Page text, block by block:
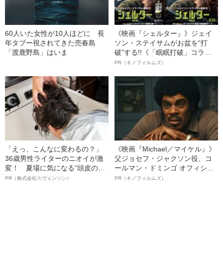
60人いた女性が10人ほどに 長
年タブー視されてきた売春島
「渡鹿野島」はいま
《映画『シェルター』》ジェイ
ソン・ステイサムがお盆を“打
破”する!!《「眠眠打破」コラ
ボ》
PR（キノフィルムズ）
「えっ、こんなに変わるの？」
36歳男性ライターのニオイが激
変！ 夏場に気になる“頭皮のニ
オイ”や“ベタつき”を解消す
PR（株式会社スヴェンソン）
《映画『Michael／マイケル』》
父ジョセフ・ジャクソン役、コ
ールマン・ドミンゴ オフィシャ
ルインタビュー“観客を魅了した
PR（キノフィルムズ）